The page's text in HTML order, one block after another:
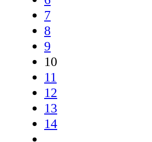
7
8
9
10
11
12
13
14